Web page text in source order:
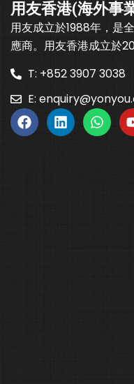
用友香港(海外事
用友成立於1988年，是
應商。用友香港成立於
T: +852 3907 3038
E: